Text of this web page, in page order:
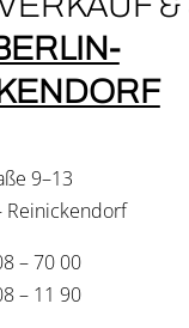
9–13
Reinickendorf
– 70 00
– 11 90